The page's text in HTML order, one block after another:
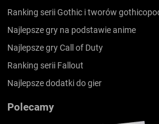
Ranking serii Gothic i tworów
Najlepsze gry na podstawie anime
Najlepsze gry Call of Duty
Ranking serii Fallout
Najlepsze dodatki do gier
Polecamy